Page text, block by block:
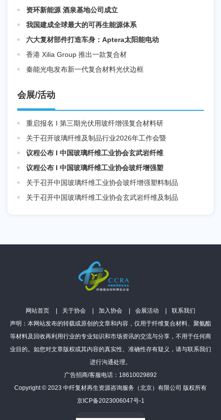
资环新能源 酒泉基地公司成立
我国建成全球最大的可再生能源体系
六大复材部件打造车身：Aptera太阳能电动
香港 Xilia Group 推出一款复合材
秦能光电发布新一代复合材料光伏边框
会展/活动
重启报名 I 第三期光伏用玻纤增强复合材料研
关于召开玻璃纤维及制品行业2026年工作会暨
议程公布 I 中国玻璃纤维工业协会玄武岩纤维
议程公布 I 中国玻璃纤维工业协会玻纤增强塑
关于召开中国玻璃纤维工业协会玻纤增强塑料制品
关于召开中国玻璃纤维工业协会玄武岩纤维及制品
网站首页 关于协会 加入协会 会展活动
联系我们
声明：本网站发布的转载或原创的文章和内容，仅用于纤维复合材料、聚氨酯
等材料及回收再利用行业的专业知识和市场资讯的交流与分享，不用于任何商
业目的。如您对文章版权或其内容的真实性、准确性存有疑义，请与联系我们
进行沟通处理。
广告招商/客服电话：18610029892
Copyright © 2023 中纤复材再生资源咨询服务（北京）有限公司 版权所有
京ICP备2023006047号-1